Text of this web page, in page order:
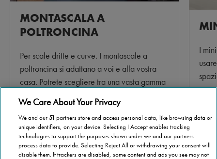
MONTASCALA A
POLTRONCINA
Per scale dritte e curve. I montascale a
poltroncina si adattano a voi e alla vostra
casa. Potrete scegliere tra una vasta gamma
Per saperne di più >
I
non
Per
We Care About Your Privacy
We and our51 partners store and access personal data, like browsing data or
unique identifiers, on your device. Selecting I Accept enables tracking
technologies to support the purposes shown under we and our partners
process data to provide. Selecting Reject All or withdrawing your consent will
disable them. If trackers are disabled, some content and ads you see may not